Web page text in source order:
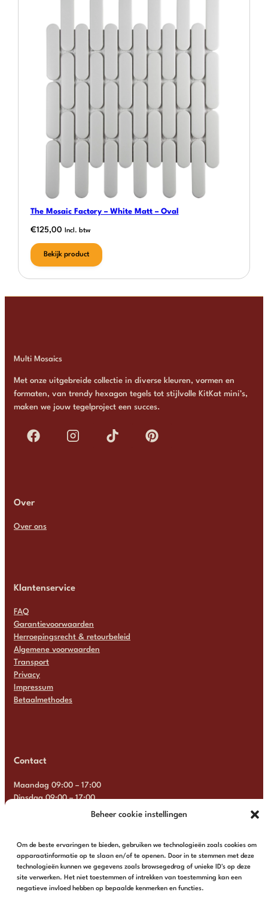
Beheer cookie instellingen
Om de beste ervaringen te bieden, gebruiken we technologieën zoals cookies om
apparaatinformatie op te slaan en/of te openen. Door in te stemmen met deze
technologieën kunnen we gegevens zoals browsegedrag of unieke ID's op deze
site verwerken. Het niet toestemmen of intrekken van toestemming kan een
negatieve invloed hebben op bepaalde kenmerken en functies.
The Mosaic Factory – White Matt – Oval
€125,00 Incl. btw
Bekijk product
Multi Mosaics
Met onze uitgebreide collectie in diverse kleuren, vormen en
formaten, van trendy hexagon tegels tot stijlvolle KitKat mini’s,
maken we jouw tegelproject een succes.
Over
Over ons
Klantenservice
FAQ
Garantievoorwaarden
Herroepingsrecht & retourbeleid
Algemene voorwaarden
Transport
Privacy
Impressum
Betaalmethodes
Contact
Maandag 09:00 – 17:00
Dinsdag 09:00 – 17:00
Woensdag 09:00 – 17:00
Zaterdag Gesloten
Zondag Gesloten
+31 6 13 57 92 22 info@multimosaics.com